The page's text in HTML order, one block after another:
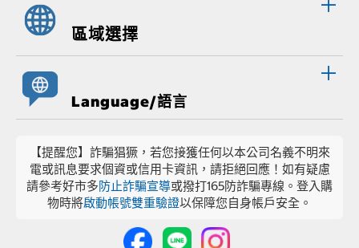
區域選擇
Language/語言
【提醒您】詐騙猖獗，若您接獲任何以本公司名義不明來
電或訊息要求個資或信用卡資訊，請拒絕回應！如有疑慮
請參考好市多防止詐騙宣導或撥打165防詐騙專線。登入購
物時將啟動帳號雙重驗證以保障您自身帳戶安全。